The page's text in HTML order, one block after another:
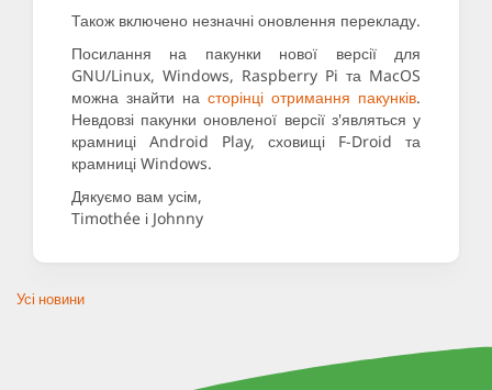
Також включено незначні оновлення перекладу.
Посилання на пакунки нової версії для
GNU/Linux, Windows, Raspberry Pi та MacOS
можна знайти на сторінці отримання пакунків.
Невдовзі пакунки оновленої версії з'являться у
крамниці Android Play, сховищі F-Droid та
крамниці Windows.
Дякуємо вам усім,
Timothée і Johnny
Усі новини